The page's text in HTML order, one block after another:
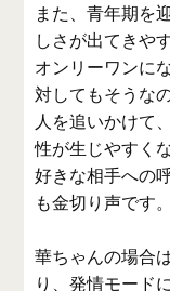
また、青年期を
しさが出てきや
オンリーワンに
対してもそうな
人を追いかけて
性が生じやすく
好きな相手への
も金切り声です。
華ちゃんの場合
り、発情モード